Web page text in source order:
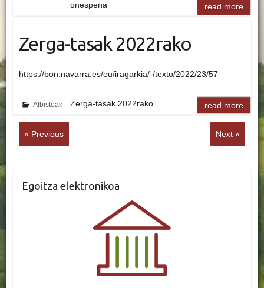
onespena read more
Zerga-tasak 2022rako
https://bon.navarra.es/eu/iragarkia/-/texto/2022/23/57
Albisteak Zerga-tasak 2022rako read more
« Previous Next »
Egoitza elektronikoa